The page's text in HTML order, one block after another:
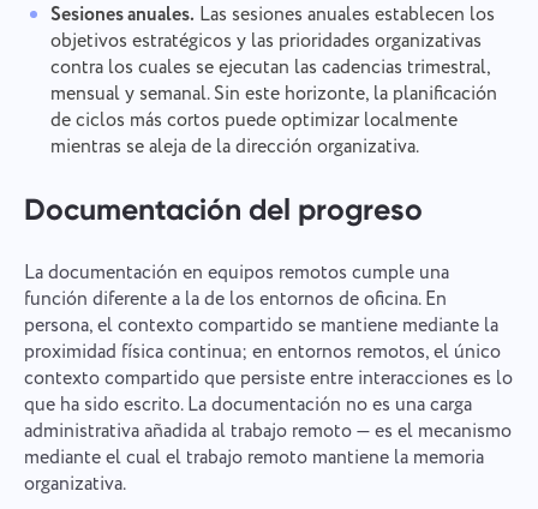
Sesiones anuales. Las sesiones anuales establecen los
objetivos estratégicos y las prioridades organizativas
contra los cuales se ejecutan las cadencias trimestral,
mensual y semanal. Sin este horizonte, la planificación
de ciclos más cortos puede optimizar localmente
mientras se aleja de la dirección organizativa.
Documentación del progreso
La documentación en equipos remotos cumple una
función diferente a la de los entornos de oficina. En
persona, el contexto compartido se mantiene mediante la
proximidad física continua; en entornos remotos, el único
contexto compartido que persiste entre interacciones es lo
que ha sido escrito. La documentación no es una carga
administrativa añadida al trabajo remoto — es el mecanismo
mediante el cual el trabajo remoto mantiene la memoria
organizativa.